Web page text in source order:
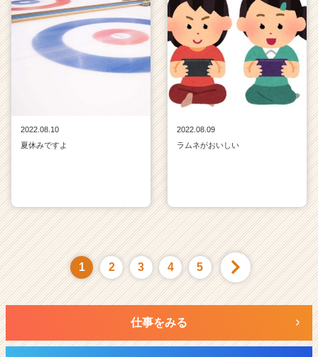
2022.08.10
夏休みですよ
2022.08.09
ラムネがおいしい
1 2 3 4 5
仕事をみる